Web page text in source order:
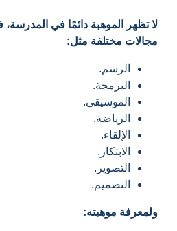
لا تظهر الموهبة دائمًا في
مجالات مختلفة مثل:
الرسم.
البرمجة.
الموسيقى.
الرياضة.
الإلقاء.
الابتكار.
التصوير.
التصميم.
ولمعرفة موهبته: